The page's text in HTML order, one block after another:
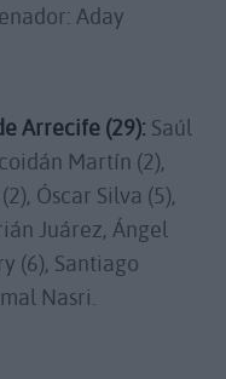
Aday
Arrecife (29): Saúl
Martín (2),
Óscar Silva (5),
Juárez, Ángel
(6), Santiago
Nasri.